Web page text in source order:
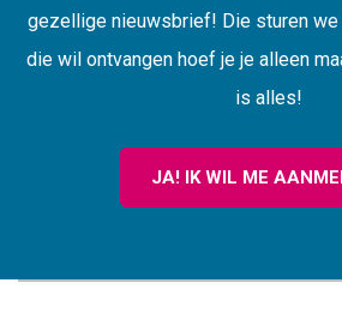
gezellige nieuwsbrief! Die sturen we
die wil ontvangen hoef je je alleen
is alles!
JA! IK WIL ME